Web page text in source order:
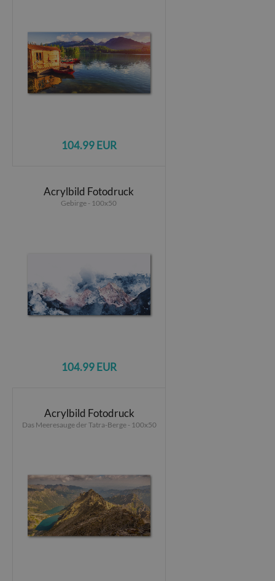
104.99 EUR
Acrylbild Fotodruck
Gebirge - 100x50
104.99 EUR
Acrylbild Fotodruck
Das Meeresauge der Tatra-Berge - 100x50